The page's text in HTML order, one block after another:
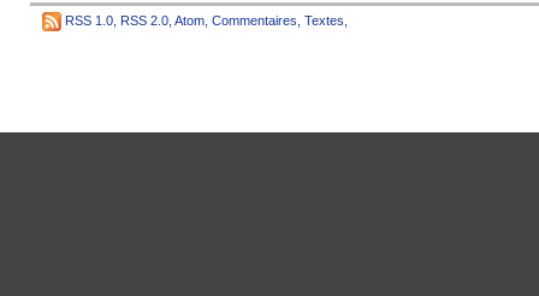
RSS 1.0 RSS 2.0 Atom Commentaires Textes